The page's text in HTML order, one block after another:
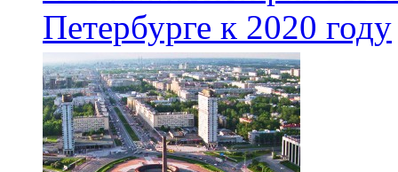
Петербурге к 2020 году